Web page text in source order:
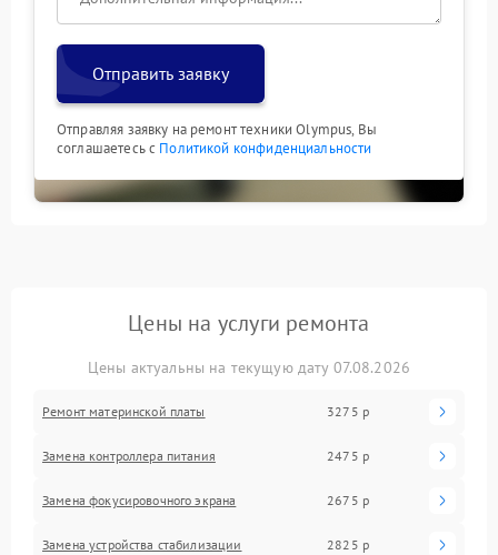
Отправить заявку
Отправляя заявку на ремонт техники Olympus, Вы
соглашаетесь с Политикой конфиденциальности
Цены на услуги ремонта
Цены актуальны на текущую дату 07.08.2026
Ремонт материнской платы 3275 р
Замена контроллера питания 2475 р
Замена фокусировочного экрана 2675 р
Замена устройства стабилизации 2825 р